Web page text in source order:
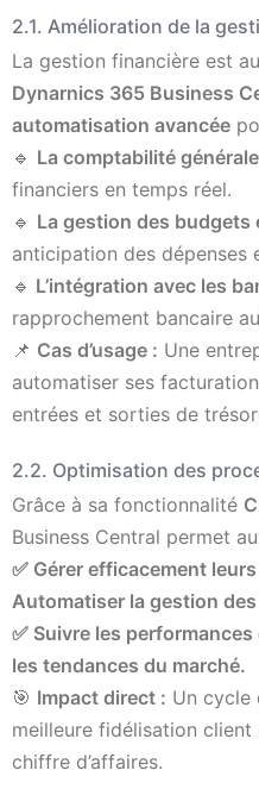
2.1. Amélioration de la
La gestion financière est
Dynarnics 365 Business
automatisation avancée
🔹 La comptabilité
financiers en temps réel.
🔹 La gestion des
anticipation des dépenses
🔹 L’intégration avec les
rapprochement bancaire
📌 Cas d’usage : Une
automatiser ses
entrées et sorties de
2.2. Optimisation des
Grâce à sa fonctionnalité
Business Central permet
✅ Gérer efficacement
Automatiser la gestion
✅ Suivre les
les tendances du marché.
🎯 Impact direct : Un cycle
meilleure fidélisation
chiffre d’affaires.